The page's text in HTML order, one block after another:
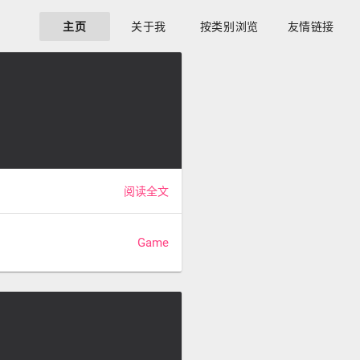
主页 关于我 按类别浏览 友情链接
阅读全文
Game